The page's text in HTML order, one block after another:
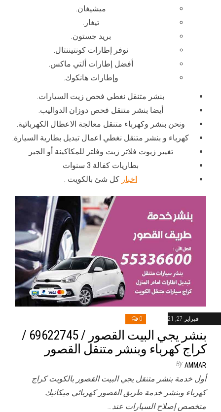
ميشيغان.
تيغار.
بريد جستون.
نوفر إطارات كونتيننتال.
أفضل إطارات ألتي ماكس.
وإطارات هانكوك.
بنشر متنقل نغطي فحص زيت السيارات.
أيضا بنشر متنقل فحص دوزان الدواليب.
ونحن بنشر وكهرباء متنقل معالجة الاعطال الكهربائية.
كهرباء و بنشر متنقل نغطي اعمال تبديل بطارية السيارة.
تغيير زيوت فلاتر زيت وفلتر للمكاكينة أو الجير
بطاريات كفالة 3 سنوات
اخبار كل شئ بالكويت .
فبراير 27, 2021 0
بنشر يجي البيت القصور / 69622745‬ /
كراج كهرباء وبنشر متنقل القصور
By AMMAR
أول خدمة بنشر متنقل يجي البيت القصور بالكويت كراج
كهرباء وبنشر خدمة طريق القصور كهربائي ميكانيك
متخصص إصلاح السيارات عند…